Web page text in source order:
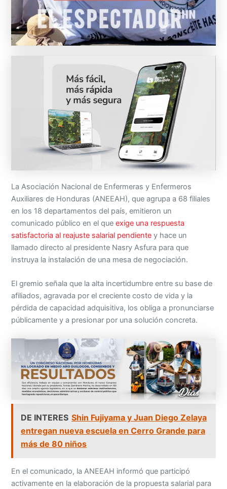
La Asociación Nacional de Enfermeras y Enfermeros
Auxiliares de Honduras (ANEEAH), que agrupa a 68 filiales
en los 18 departamentos del país, emitieron un
comunicado público en el queexige una respuesta
satisfactoria al reajuste salarial pendiente y hace un
llamado directo al presidente Nasry Asfura para que
instruya la instalación de una mesa de negociación.
El gremio señala que la alta incertidumbre entre su base de
afiliados, agravada por el creciente costo de vida y la
pérdida de capacidad adquisitiva, los obliga a pronunciarse
públicamente y a presionar por una solución concreta.
DE INTERES Shin Fujiyama y Juan Diego Zelaya
entregan nueva escuela en Cerro Grande para
más de 80 niños
En el comunicado, la ANEEAH informó que participó
activamente en la elaboración de la propuesta salarial para